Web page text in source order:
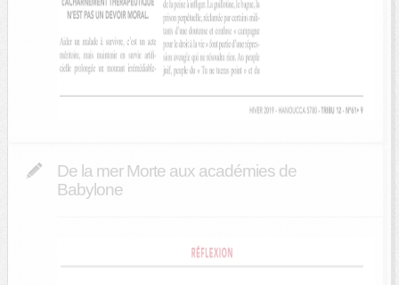
De la mer Morte aux académies de
Babylone